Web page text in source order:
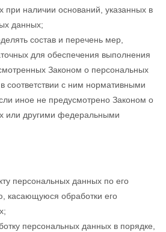
при наличии оснований, указанных в
данных;
состав и перечень мер,
для обеспечения выполнения
Законом о персональных
соответствии с ним нормативными
иное не предусмотрено Законом о
или другими федеральными
персональных данных по его
касающуюся обработки его
персональных данных в порядке,